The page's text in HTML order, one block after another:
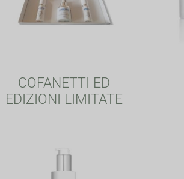
COFANETTI ED
EDIZIONI LIMITATE